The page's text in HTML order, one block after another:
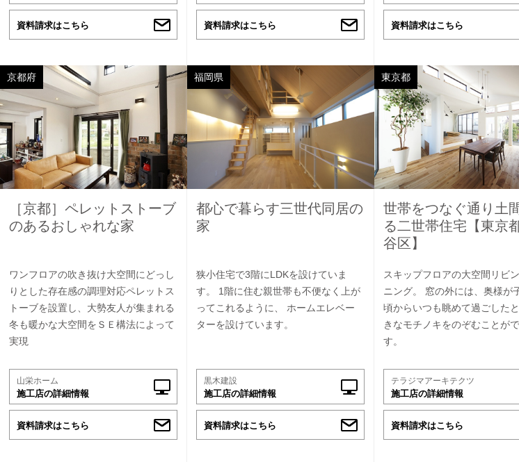
資料請求はこちら 資料請求はこちら 資料請求はこちら
京都府
［京都］ペレットストーブ
のあるおしゃれな家
ワンフロアの吹き抜け大空間にどっし
りとした存在感の調理対応ペレットス
トーブを設置し、大勢友人が集まれる
冬も暖かな大空間をＳＥ構法によって
実現
山栄ホーム
施工店の詳細情報
資料請求はこちら
福岡県
都心で暮らす三世代同居の
家
狭小住宅で3階にLDKを設けていま
す。 1階に住む親世帯も不便なく上が
ってこれるように、 ホームエレベー
ターを設けています。
黒木建設
施工店の詳細情報
資料請求はこちら
東京都
世帯をつなぐ通り土
る二世帯住宅【東京
谷区】
スキップフロアの大空間リビ
ニング。 窓の外には、奥様が
頃からいつも眺めて過ごした
きなモチノキをのぞむことが
す。
テラジマアーキテクツ
施工店の詳細情報
資料請求はこちら